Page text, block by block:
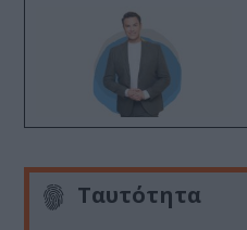
Ταυτότητα